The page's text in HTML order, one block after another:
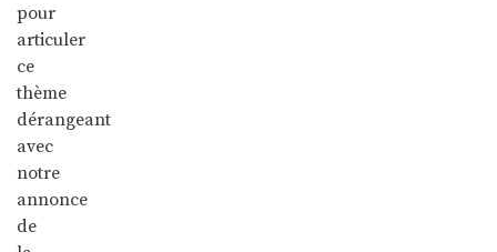
pour
articuler
ce
thème
dérangeant
avec
notre
annonce
de